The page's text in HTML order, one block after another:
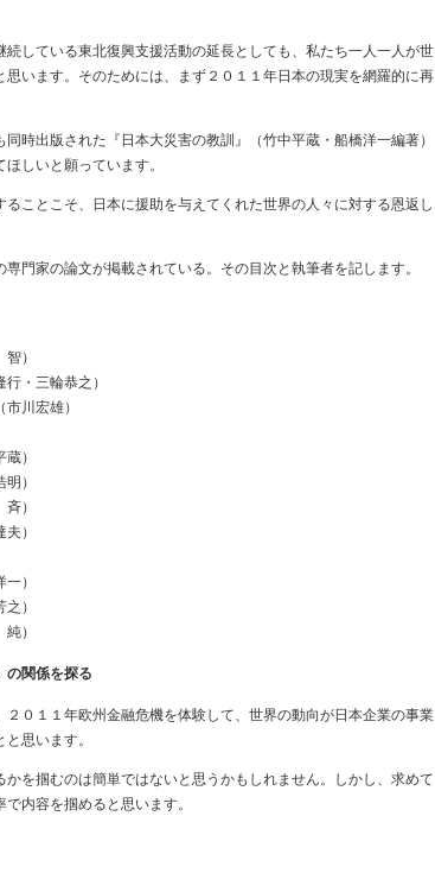
している東北復興支援活動の延長としても、私たち一人一人が世
います。そのためには、まず２０１１年日本の現実を網羅的に再
時出版された『日本大災害の教訓』（竹中平蔵・船橋洋一編著）
しいと願っています。
ことこそ、日本に援助を与えてくれた世界の人々に対する恩返し
門家の論文が掲載されている。その目次と執筆者を記します。
）
・三輪恭之）
川宏雄）
）
）
）
）
）
）
）
の関係を探る
０１１年欧州金融危機を体験して、世界の動向が日本企業の事業
思います。
を掴むのは簡単ではないと思うかもしれません。しかし、求めて
内容を掴めると思います。